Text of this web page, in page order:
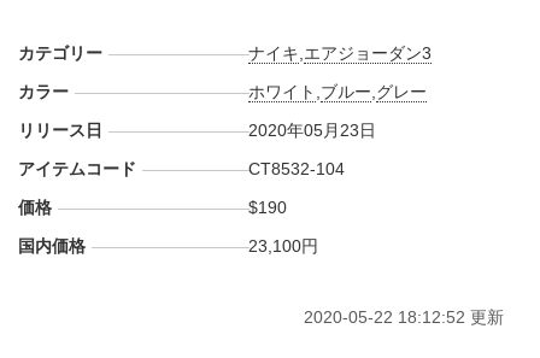
カテゴリー ナイキ エアジョーダン3
カラー
ホワイト ブルー グレー
リリース日
2020年05月23日
アイテムコード
CT8532-104
価格
$190
国内価格
23,100円
2020-05-22 18:12:52 更新